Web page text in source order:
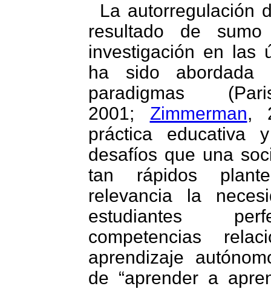
La autorregulación
resultado de
investigación en las
ha sido abordada
paradigmas
2001; Zimmerman,
práctica
desafíos que una
tan rápidos
relevancia la
estudiantes
competencias
aprendizaje
de “aprender a